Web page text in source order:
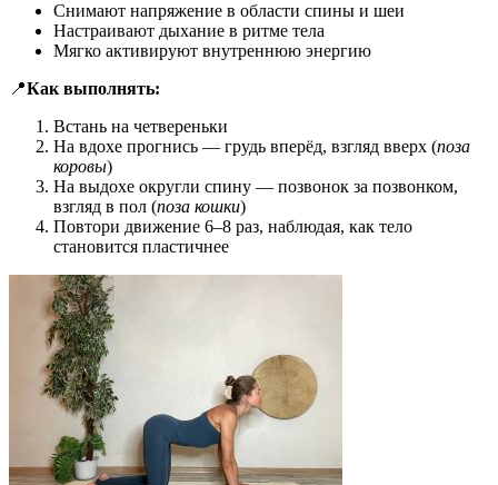
Снимают напряжение в области спины и шеи
Настраивают дыхание в ритме тела
Мягко активируют внутреннюю энергию
📍Как выполнять:
Встань на четвереньки
На вдохе прогнись — грудь вперёд, взгляд вверх (поза
коровы)
На выдохе округли спину — позвонок за позвонком,
взгляд в пол (поза кошки)
Повтори движение 6–8 раз, наблюдая, как тело
становится пластичнее